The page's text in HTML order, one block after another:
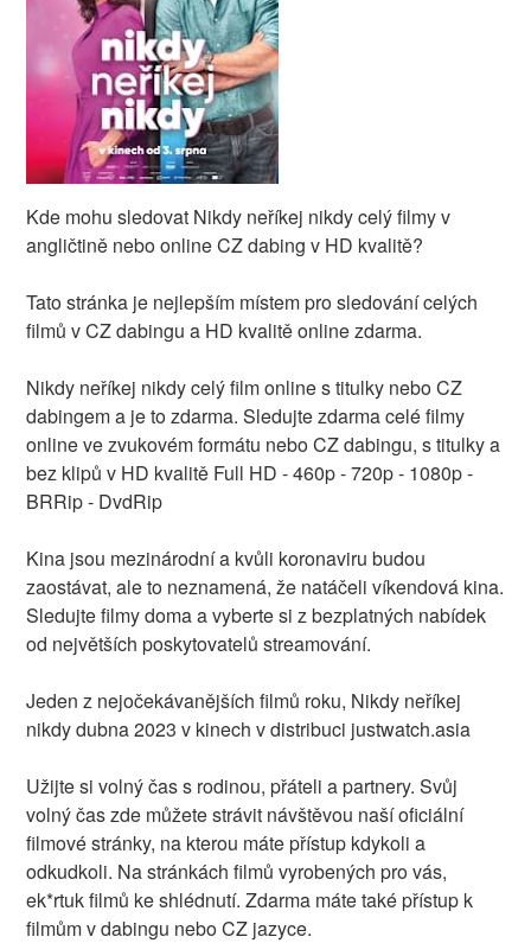
Kde mohu sledovat Nikdy neříkej nikdy celý filmy v
angličtině nebo online CZ dabing v HD kvalitě?
Tato stránka je nejlepším místem pro sledování celých
filmů v CZ dabingu a HD kvalitě online zdarma.
Nikdy neříkej nikdy celý film online s titulky nebo CZ
dabingem a je to zdarma. Sledujte zdarma celé filmy
online ve zvukovém formátu nebo CZ dabingu, s titulky a
bez klipů v HD kvalitě Full HD - 460p - 720p - 1080p -
BRRip - DvdRip
Kina jsou mezinárodní a kvůli koronaviru budou
zaostávat, ale to neznamená, že natáčeli víkendová kina.
Sledujte filmy doma a vyberte si z bezplatných nabídek
od největších poskytovatelů streamování.
Jeden z nejočekávanějších filmů roku, Nikdy neříkej
nikdy dubna 2023 v kinech v distribuci justwatch.asia
Užijte si volný čas s rodinou, přáteli a partnery. Svůj
volný čas zde můžete strávit návštěvou naší oficiální
filmové stránky, na kterou máte přístup kdykoli a
odkudkoli. Na stránkách filmů vyrobených pro vás,
ek*rtuk filmů ke shlédnutí. Zdarma máte také přístup k
filmům v dabingu nebo CZ jazyce.